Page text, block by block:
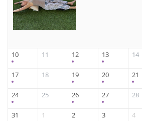
10 11 12 13 14
17 18 19 20 21
24 25 26 27 28
31 1 2 3 4